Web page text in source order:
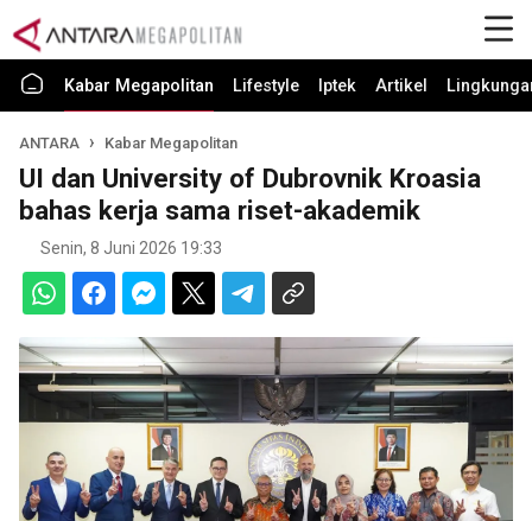
Kabar Megapolitan Lifestyle Iptek Artikel
ANTARA Kabar Megapolitan
UI dan University of Dubrovnik Kroasia
bahas kerja sama riset-akademik
Senin, 8 Juni 2026 19:33